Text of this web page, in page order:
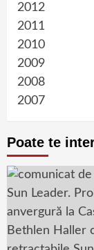
2012
2011
2010
2009
2008
2007
Poate te